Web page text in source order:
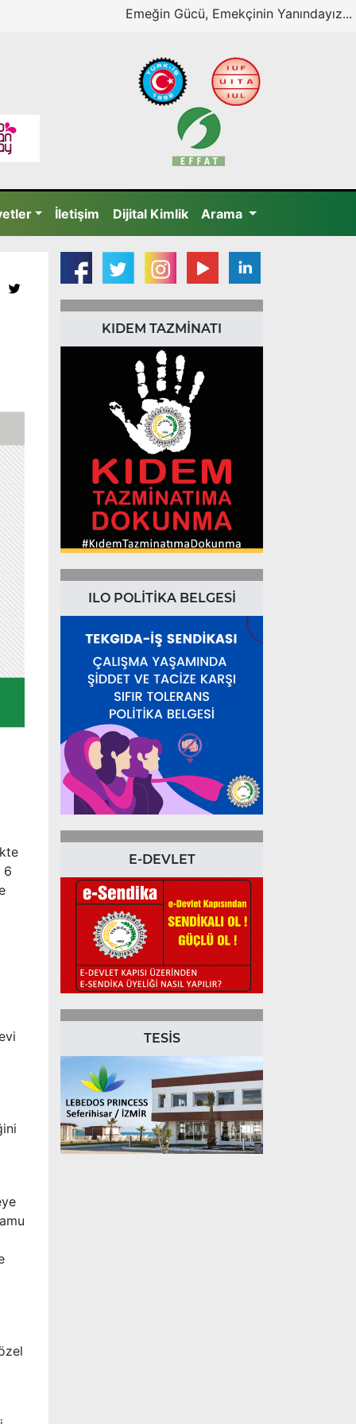
Emeğin Gücü, Emekçinin Yanındayız...
İletişim Dijital Kimlik Arama
6
KIDEM TAZMİNATI
ILO POLİTİKA BELGESİ
E-DEVLET
TESİS